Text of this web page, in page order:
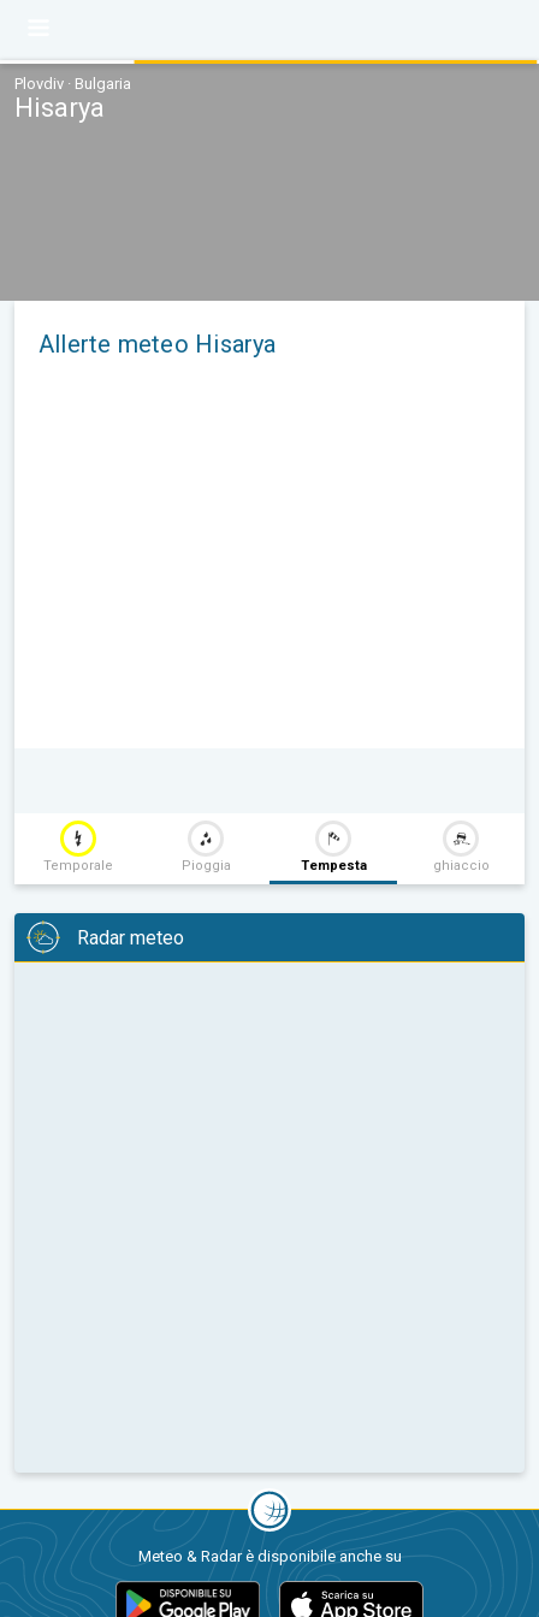
Plovdiv · Bulgaria
Hisarya
Allerte meteo Hisarya
Temporale Pioggia Tempesta ghiaccio
Radar meteo
Meteo & Radar è disponibile anche su